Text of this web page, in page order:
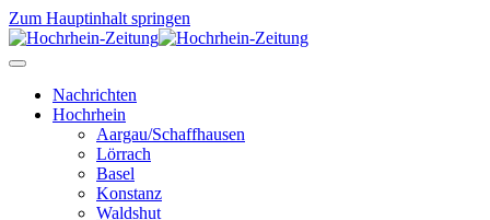
Zum Hauptinhalt springen
Nachrichten
Hochrhein
Aargau/Schaffhausen
Lörrach
Basel
Konstanz
Waldshut